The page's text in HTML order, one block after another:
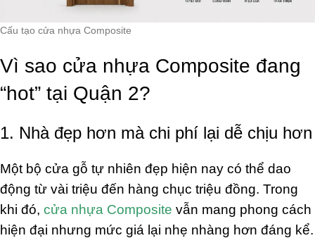
Cấu tạo cửa nhựa Composite
Vì sao cửa nhựa Composite đang
“hot” tại Quận 2?
1. Nhà đẹp hơn mà chi phí lại dễ chịu hơn
Một bộ cửa gỗ tự nhiên đẹp hiện nay có thể dao
động từ vài triệu đến hàng chục triệu đồng. Trong
khi đó, cửa nhựa Composite vẫn mang phong cách
hiện đại nhưng mức giá lại nhẹ nhàng hơn đáng kể.